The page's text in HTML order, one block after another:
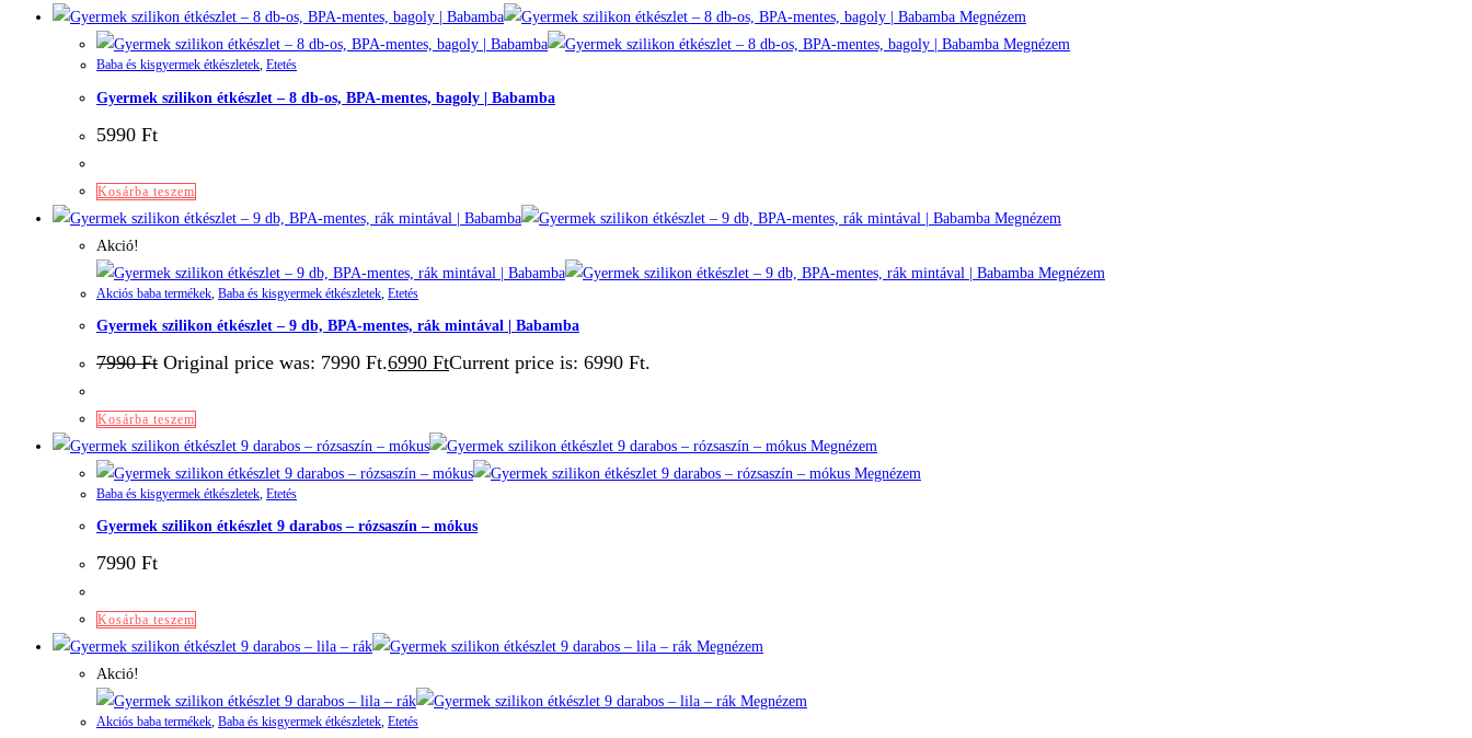
Megnézem
Megnézem
Baba és kisgyermek étkészletek, Etetés
Gyermek szilikon étkészlet – 8 db-os, BPA-mentes, bagoly | Babamba
5990 Ft
Kosárba teszem
Megnézem
Akció!
Megnézem
Akciós baba termékek Baba és kisgyermek étkészletek Etetés
Gyermek szilikon étkészlet – 9 db, BPA-mentes, rák mintával | Babamba
7990Ft Original price was: 7990 Ft.6990 FtCurrent price is: 6990 Ft.
Kosárba teszem
Megnézem
Megnézem
Baba és kisgyermek étkészletek, Etetés
Gyermek szilikon étkészlet 9 darabos – rózsaszín – mókus
7990 Ft
Kosárba teszem
Megnézem
Akció!
Megnézem
Akciós baba termékek, Baba és kisgyermek étkészletek, Etetés